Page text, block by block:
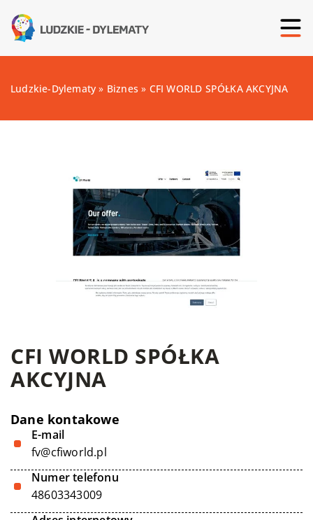
Ludzkie-Dylematy » Biznes » CFI WORLD SPÓŁKA AKCYJNA
CFI WORLD SPÓŁKA
AKCYJNA
Dane kontakowe
E-mail
fv@cfiworld.pl
Numer telefonu
48603343009